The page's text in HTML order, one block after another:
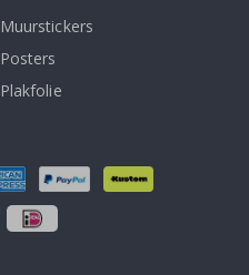
Muurstickers
Posters
Plakfolie